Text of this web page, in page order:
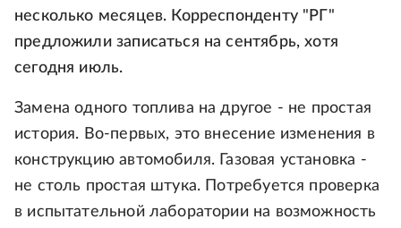
несколько месяцев. Корреспонденту "РГ"
предложили записаться на сентябрь, хотя
сегодня июль.
Замена одного топлива на другое - не простая
история. Во-первых, это внесение изменения в
конструкцию автомобиля. Газовая установка -
не столь простая штука. Потребуется проверка
в испытательной лаборатории на возможность